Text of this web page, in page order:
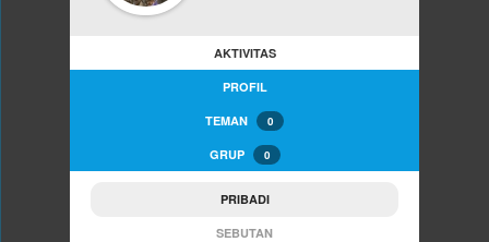
AKTIVITAS
PROFIL
TEMAN 0
GRUP 0
PRIBADI
SEBUTAN